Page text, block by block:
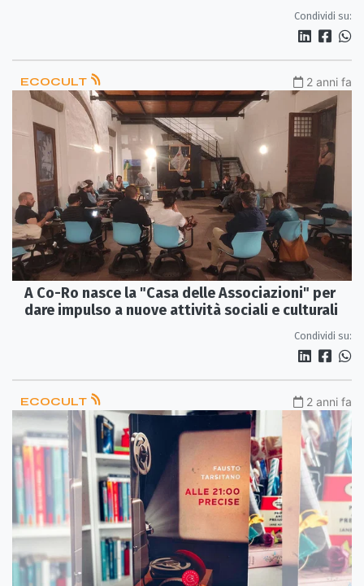
Condividi su:
ECOCULT 2 anni fa
A Co-Ro nasce la "Casa delle Associazioni" per
dare impulso a nuove attività sociali e culturali
Condividi su:
ECOCULT 2 anni fa